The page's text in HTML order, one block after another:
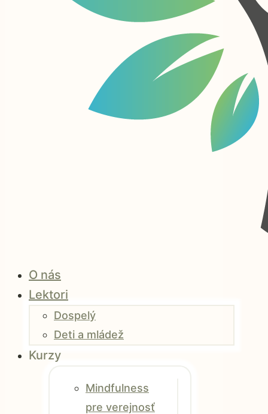
O nás
Lektori
Dospelý
Deti a mládež
Kurzy
Mindfulness
pre verejnosť